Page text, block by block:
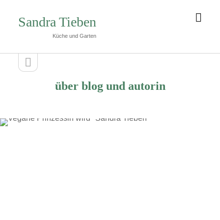
Sandra Tieben
Küche und Garten
Seitenleiste
Seitenleiste
öffnen
über blog und autorin